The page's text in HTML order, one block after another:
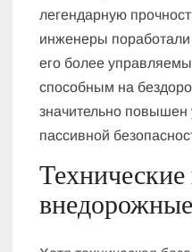
легендарную
инженеры
его более
способным на
значительно повышен
пассивной